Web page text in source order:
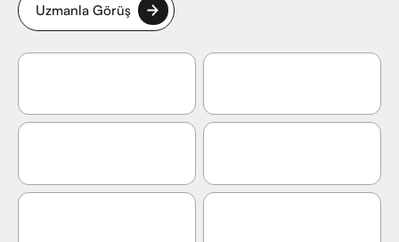
Uzmanla Görüş